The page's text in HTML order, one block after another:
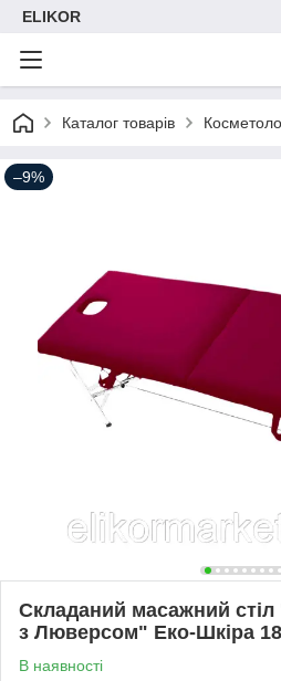
ELIKOR
Каталог товарів
–9%
Складаний масажний
з Люверсом" Еко-Шкіра
В наявності